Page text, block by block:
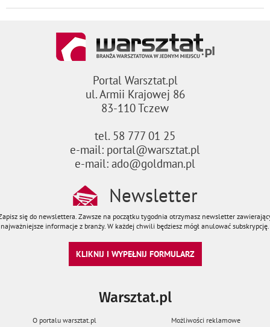
Portal Warsztat.pl
ul. Armii Krajowej 86
83-110 Tczew
tel. 58 777 01 25
e-mail: portal@warsztat.pl
e-mail: ado@goldman.pl
Newsletter
się do newslettera. Zawsze na początku tygodnia otrzymasz newsletter
najważniejsze informacje z branży. W każdej chwili będziesz mógł anulować subskrypcję.
KLIKNIJ I WYPEŁNIJ FORMULARZ
Warsztat.pl
O portalu warsztat.pl
Możliwości reklamowe